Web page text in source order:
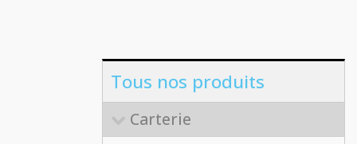
Tous nos produits
Carterie